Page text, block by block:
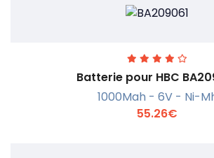
Batterie pour HBC
1000Mah - 6V - Ni-
55.26€